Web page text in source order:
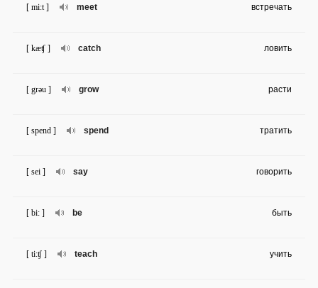
meet
[ mi:t ] встречать
catch
[ kæʧ ] ловить
grow
[ grəu ] расти
spend
[ spend ] тратить
say
[ sei ] говорить
be
[ bi: ] быть
teach
[ ti:ʧ ] учить